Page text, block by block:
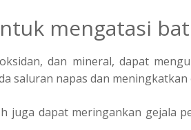
mengatasi
dan mineral, dapat
saluran napas dan meningkatkan
juga dapat meringankan gejala